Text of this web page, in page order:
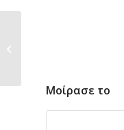
Μοίρασε το